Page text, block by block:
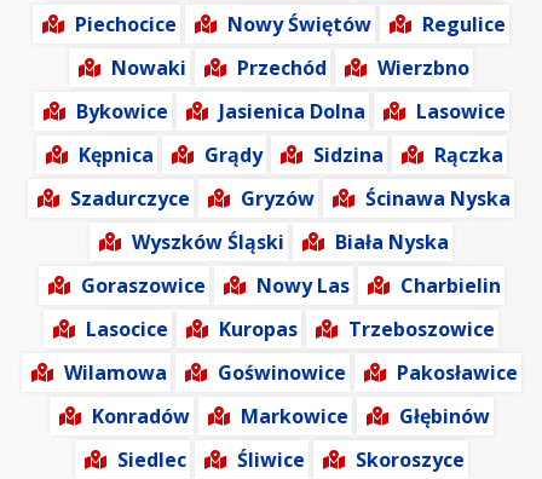
Piechocice
Nowy Świętów
Regulice
Nowaki
Przechód
Wierzbno
Bykowice
Jasienica Dolna
Lasowice
Kępnica
Grądy Sidzina
Rączka
Szadurczyce
Gryzów
Ścinawa Nyska
Wyszków Śląski
Biała Nyska
Goraszowice
Nowy Las
Charbielin
Lasocice
Kuropas
Trzeboszowice
Wilamowa
Goświnowice
Pakosławice
Konradów
Markowice
Głębinów
Siedlec
Śliwice
Skoroszyce